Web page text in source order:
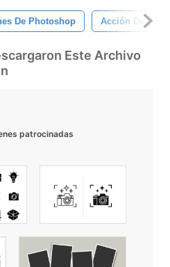
De Photoshop Acción De
Este Archivo
patrocinadas